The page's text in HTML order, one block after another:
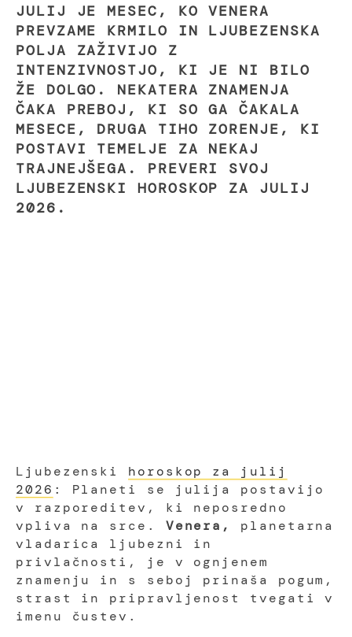
JULIJ JE MESEC, KO VENERA
PREVZAME KRMILO IN LJUBEZENSKA
POLJA ZAŽIVIJO Z
INTENZIVNOSTJO, KI JE NI BILO
ŽE DOLGO. NEKATERA ZNAMENJA
ČAKA PREBOJ, KI SO GA ČAKALA
MESECE, DRUGA TIHO ZORENJE, KI
POSTAVI TEMELJE ZA NEKAJ
TRAJNEJŠEGA. PREVERI SVOJ
LJUBEZENSKI HOROSKOP ZA JULIJ
2026.
Ljubezenski horoskop za julij
2026 : Planeti se julija postavijo
v razporeditev, ki neposredno
vpliva na srce. Venera,
planetarna
vladarica ljubezni in
privlačnosti, je v ognjenem
znamenju in s seboj prinaša pogum,
strast in pripravljenost tvegati v
imenu čustev.